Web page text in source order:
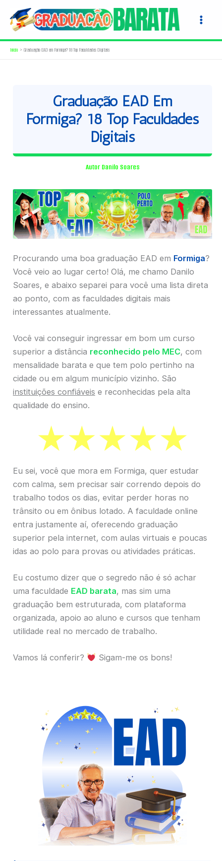
para
conteúdo
Início Graduação EAD em Formiga? 18 Top Faculdades Digitais
Graduação EAD Em
Formiga? 18 Top Faculdades
Digitais
Autor Danilo Soares
Procurando uma boa graduação EAD em Formiga?
Você veio ao lugar certo! Olá, me chamo Danilo
Soares, e abaixo separei para você uma lista direta
ao ponto, com as faculdades digitais mais
interessantes atualmente.
Você vai conseguir ingressar em bom um curso
superior a distância reconhecido pelo MEC, com
mensalidade barata e que tem polo pertinho na
cidade ou em algum município vizinho. São
instituições confiáveis e reconhecidas pela alta
qualidade do ensino.
Eu sei, você que mora em Formiga, quer estudar
com calma, sem precisar sair correndo depois do
trabalho todos os dias, evitar perder horas no
trânsito ou em ônibus lotado. A faculdade online
entra justamente aí, oferecendo graduação
superior pela internet, com aulas virtuais e poucas
idas ao polo para provas ou atividades práticas.
Eu costumo dizer que o segredo não é só achar
uma faculdade EAD barata, mas sim uma
graduação bem estruturada, com plataforma
organizada, apoio ao aluno e cursos que tenham
utilidade real no mercado de trabalho.
Vamos lá conferir? Sigam-me os bons!